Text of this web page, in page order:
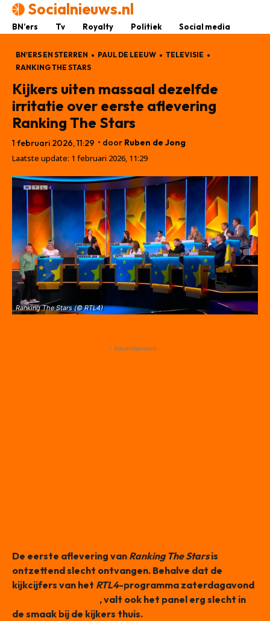
Socialnieuws.nl
BN’ers Tv Royalty Politiek Social media
BN'ERS EN STERREN PAUL DE LEEUW
TELEVISIE
RANKING THE STARS
Kijkers uiten massaal dezelfde
irritatie over eerste aflevering
Ranking The Stars
1 februari 2026, 11:29 • door Ruben de Jong
Laatste update: 1 februari 2026, 11:29
Ranking The Stars (© RTL4)
- Advertisement -
De eerste aflevering van Ranking The Starsis
ontzettend slecht ontvangen. Behalve dat de
kijkcijfers van het RTL4-programma zaterdagavond
, valt ook het panel erg slecht in
de smaak bij de kijkers thuis.